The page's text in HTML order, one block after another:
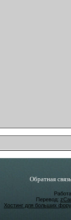
Обратная связь
Перевод:
Хостинг для больших